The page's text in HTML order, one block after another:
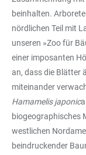
beinhalten.
nördlichen Teil mit
unseren »Zoo für
einer imposanten
an, dass die Blätter
miteinander
Hamamelis japonic
biogeographisches
westlichen
beindruckender